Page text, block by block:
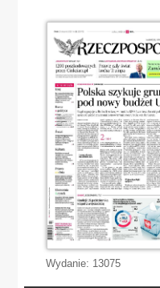
Wydanie: 13075